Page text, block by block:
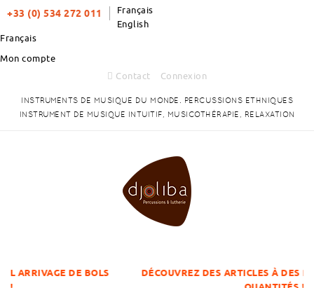
+33 (0) 534 272 011
Français
English
Français
Mon compte
Contact
Connexion
INSTRUMENTS DE MUSIQUE DU MONDE. PERCUSSIONS ETHNIQUES
INSTRUMENT DE MUSIQUE INTUITIF, MUSICOTHÉRAPIE, RELAXATION
BOLS
DÉCOUVREZ DES ARTICLES À DES PRIX